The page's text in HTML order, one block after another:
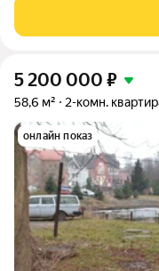
дома, как по
светлые сухие комнаты
5 200 000 ₽
58,6 м² 2-комн.
онлайн показ